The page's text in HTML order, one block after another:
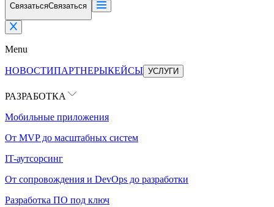
СвязатьсяСвязаться
Menu
НОВОСТИПАРТНЕРЫКЕЙСЫ УСЛУГИ
РАЗРАБОТКА
Мобильные приложения
От MVP до масштабных систем
IT-аутсорсинг
От сопровождения и DevOps до разработки
Разработка ПО под ключ